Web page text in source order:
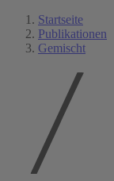
Startseite
Publikationen
Gemischt